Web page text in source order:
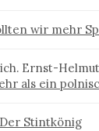
wir mehr
Ernst-
als ein
Der Stintkönig